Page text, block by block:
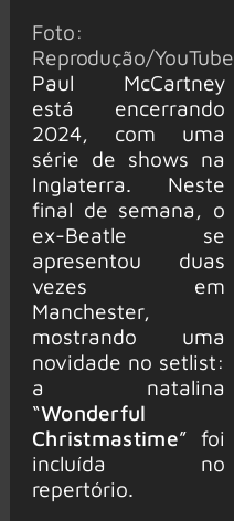
Foto:
Reprodução/YouTube
Paul McCartney
está encerrando
2024, com uma
série de shows na
Inglaterra. Neste
final de semana, o
ex-Beatle se
apresentou duas
vezes em
Manchester,
mostrando uma
novidade no setlist:
a natalina
“Wonderful
Christmastime” foi
incluída no
repertório.